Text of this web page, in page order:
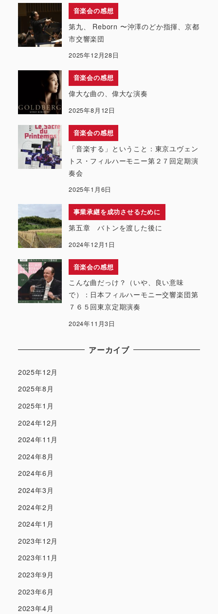
音楽会の感想
第九、 Reborn 〜沖澤のどか指揮、京都
市交響楽団
2025年12月28日
音楽会の感想
偉大な曲の、偉大な演奏
2025年8月12日
音楽会の感想
「音楽する」ということ：東京ユヴェン
トス・フィルハーモニー第２７回定期演
奏会
2025年1月6日
事業承継を成功させるために
第五章 バトンを渡した後に
2024年12月1日
音楽会の感想
こんな曲だっけ？（いや、良い意味
で）：日本フィルハーモニー交響楽団第
７６５回東京定期演奏
2024年11月3日
アーカイブ
2025年12月
2025年8月
2025年1月
2024年12月
2024年11月
2024年8月
2024年6月
2024年3月
2024年2月
2024年1月
2023年12月
2023年11月
2023年9月
2023年6月
2023年4月